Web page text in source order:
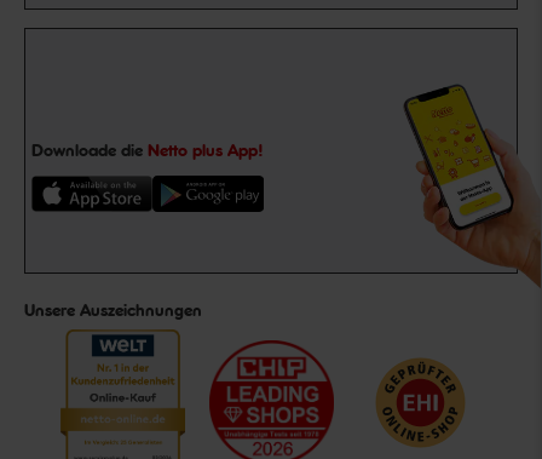
Downloade die Netto plus App!
Unsere Auszeichnungen